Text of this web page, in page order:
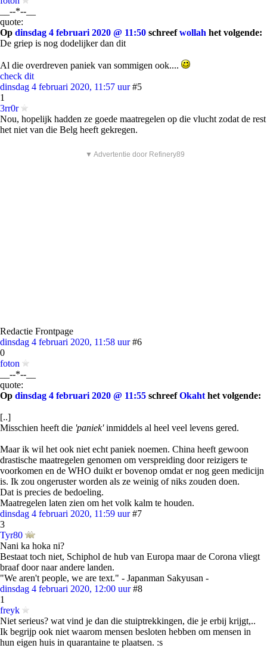
__--*--__
quote:
Op dinsdag 4 februari 2020 @ 11:50 schreefwollah het volgende:
De griep is nog dodelijker dan dit
Al die overdreven paniek van sommigen ook....
check dit
dinsdag 4 februari 2020, 11:57 uur #5
1
3rr0r
Nou, hopelijk hadden ze goede maatregelen op die vlucht zodat de rest
het niet van die Belg heeft gekregen.
▼ Advertentie door Refinery89
Redactie Frontpage
dinsdag 4 februari 2020, 11:58 uur #6
0
foton
__--*--__
quote:
Op dinsdag 4 februari 2020 @ 11:55 schreefOkaht het volgende:
[..]
Misschien heeft die 'paniek'inmiddels al heel veel levens gered.
Maar ik wil het ook niet echt paniek noemen. China heeft gewoon
drastische maatregelen genomen om verspreiding door reizigers te
voorkomen en de WHO duikt er bovenop omdat er nog geen medicijn
is. Ik zou ongeruster worden als ze weinig of niks zouden doen.
Dat is precies de bedoeling.
Maatregelen laten zien om het volk kalm te houden.
dinsdag 4 februari 2020, 11:59 uur #7
3
Tyr80
Nani ka hoka ni?
Bestaat toch niet, Schiphol de hub van Europa maar de Corona vliegt
braaf door naar andere landen.
"We aren't people, we are text." - Japanman Sakyusan -
dinsdag 4 februari 2020, 12:00 uur #8
1
freyk
Niet serieus? wat vind je dan die stuiptrekkingen, die je erbij krijgt,..
Ik begrijp ook niet waarom mensen besloten hebben om mensen in
hun eigen huis in quarantaine te plaatsen. :s